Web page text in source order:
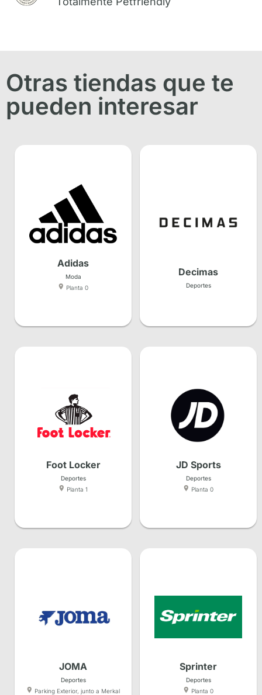
Otras tiendas que te
pueden interesar
Adidas
Moda
Planta 0
Decimas
Deportes
Foot Locker
Deportes
Planta 1
JD Sports
Deportes
Planta 0
JOMA
Deportes
Parking Exterior, junto a Merkal
Sprinter
Deportes
Planta 0